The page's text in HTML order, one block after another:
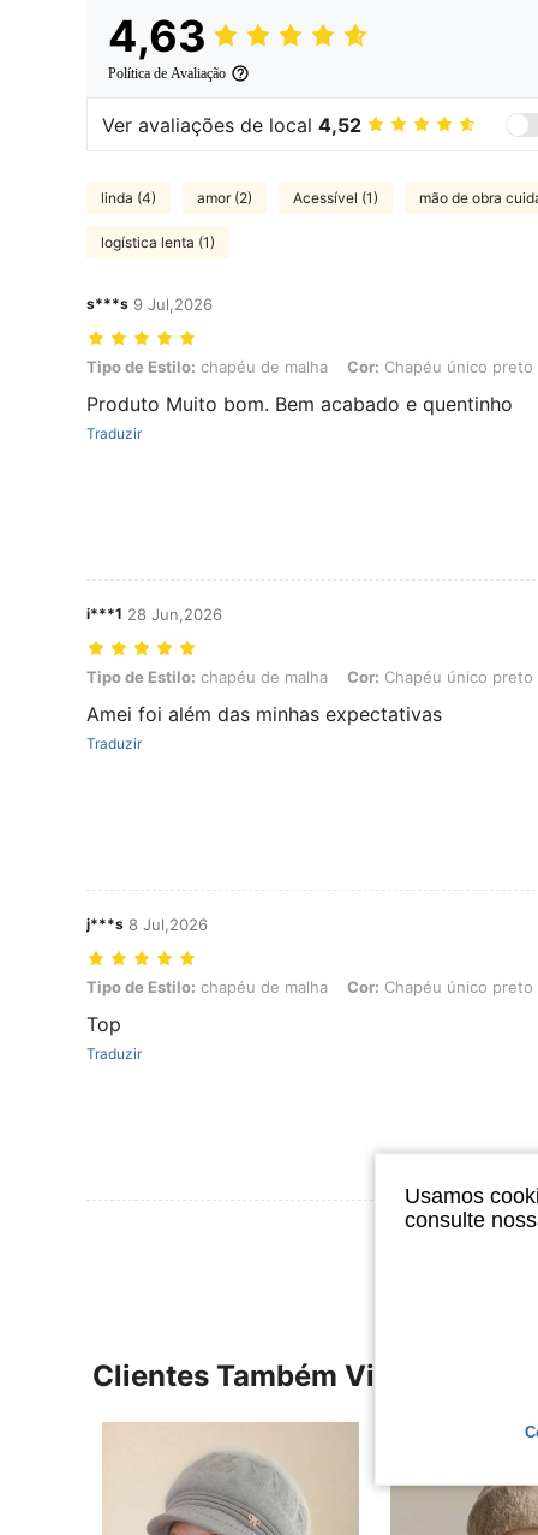
4,63
Política de Avaliação
Ver avaliações de local 4,52
linda (4) amor (2) Acessível (1) mão de obra
logística lenta (1)
s***s 9 Jul,2026
Tipo de Estilo: chapéu de malha, Cor: Chapéu único preto (único
Tipo de Estilo: chapéu de malha Cor: Chapéu único
Produto Muito bom. Bem acabado e quentinho
Traduzir
i***1 28 Jun,2026
Tipo de Estilo: chapéu de malha, Cor: Chapéu único preto (único
Tipo de Estilo: chapéu de malha Cor: Chapéu único
Amei foi além das minhas expectativas
Traduzir
j***s 8 Jul,2026
Tipo de Estilo: chapéu de malha, Cor: Chapéu único preto (único
Tipo de Estilo: chapéu de malha Cor: Chapéu único
Top
Traduzir
Ver Mais
Clientes Também Visitaram
Usamos
consulte